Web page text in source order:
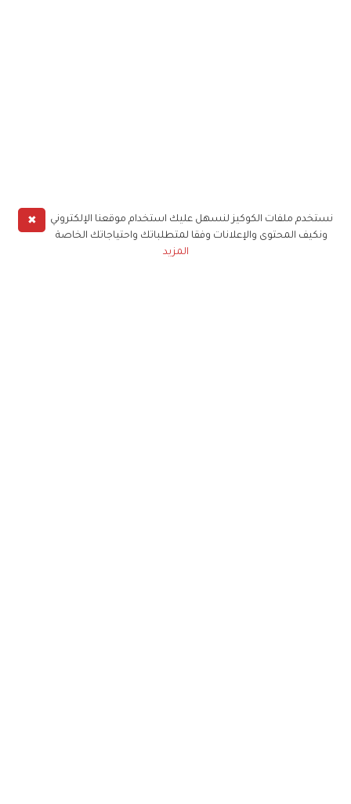
✖
نستخدم ملفات الكوكيز لنسهل عليك استخدام موقعنا الإلكتروني
ونكيف المحتوى والإعلانات وفقا لمتطلباتك واحتياجاتك الخاصة
المزيد